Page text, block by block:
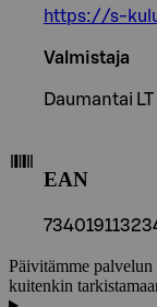
https://s-
Valmistaja
Daumantai LT
EAN
Päivitämme
kuitenkin